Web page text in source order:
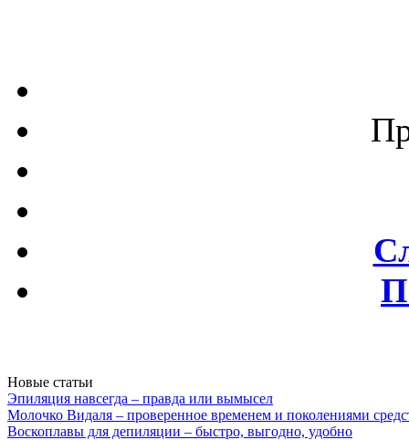
Новые статьи
Эпиляция навсегда – правда или вымысел
Молочко Видаля – проверенное временем и поколениями
Воскоплавы для депиляции – быстро, выгодно, удобно